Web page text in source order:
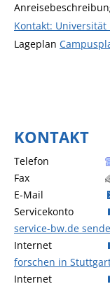
Kontakt: Universität
Lageplan
KONTAKT
Telefon
Fax
E-Mail
Servicekonto
service-bw.de
Internet
forschen in
Internet